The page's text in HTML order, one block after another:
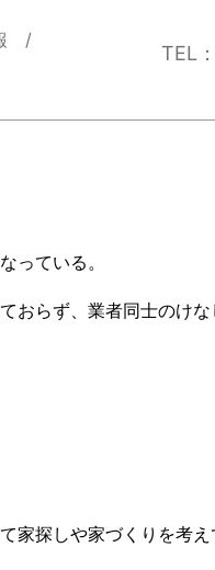
TEL
っている。
おらず、業者同士のけ
探しや家づくりを考え